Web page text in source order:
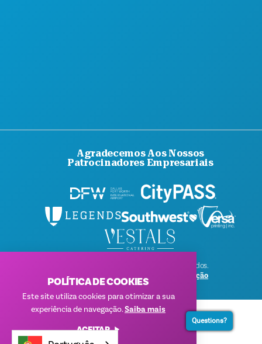
Agradecemos Aos Nossos
Patrocinadores Empresariais
© 2026 Visit Dallas. Todos os direitos reservados.
Política de Privacidade|Termos de Utilização
POLÍTICA DE COOKIES
Este site utiliza cookies para otimizar a sua
experiência de navegação.Saiba mais
ACEITAR
Questions?